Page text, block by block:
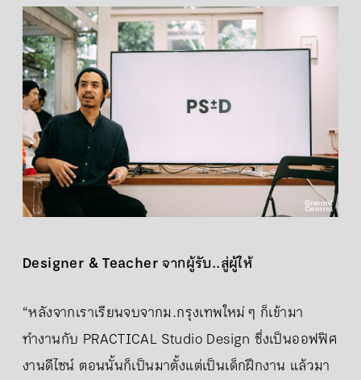
Designer & Teacher จากผู้รับ..สู่ผู้ให้
“หลังจากเราเรียนจบจากม.กรุงเทพใหม่ ๆ ก็เข้ามา
ทำงานกับ PRACTICAL Studio Design ซึ่งเป็นออฟฟิศ
งานดีไซน์ ตอนนั้นก็เป็นมาตั้งแต่เป็นเด็กฝึกงาน แล้วมา